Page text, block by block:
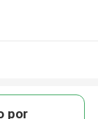
por